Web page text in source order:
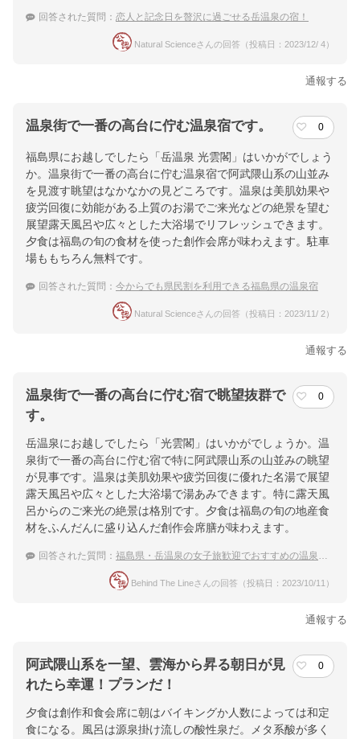
回答された質問： 恋人と記念日を贅沢に過ごせる岳温泉の宿！
Natural Scienceさんの回答（投稿日：2023/12/ 4）
通報する
温泉街で一番の高台に佇む温泉宿です。 0
福島県にお越しでしたら「岳温泉 光雲閣」はいかがでしょう
か。温泉街で一番の高台に佇む温泉宿で阿武隈山系の山並み
を見渡す眺望はなかなかの見どころです。温泉は美肌効果や
疲労回復に効能がある上質のお湯でご来光などの絶景を望む
展望露天風呂や広々とした大浴場でリフレッシュできます。
夕食は福島の旬の食材を使った創作会席が味わえます。駐車
場ももちろん無料です。
回答された質問： 今からでも県民割を利用できる福島県の温泉宿
Natural Scienceさんの回答（投稿日：2023/11/ 2）
通報する
温泉街で一番の高台に佇む宿で眺望抜群で
す。
0
岳温泉にお越しでしたら「光雲閣」はいかがでしょうか。温
泉街で一番の高台に佇む宿で特に阿武隈山系の山並みの眺望
が見事です。温泉は美肌効果や疲労回復に優れた名湯で展望
露天風呂や広々とした大浴場で湯あみできます。特に露天風
呂からのご来光の絶景は格別です。夕食は福島の旬の地産食
材をふんだんに盛り込んだ創作会席膳が味わえます。
回答された質問： 福島県・岳温泉の女子旅歓迎でおすすめの温泉宿を教えてください
Behind The Lineさんの回答（投稿日：2023/10/11）
通報する
阿武隈山系を一望、雲海から昇る朝日が見
れたら幸運！プランだ！
0
夕食は創作和食会席に朝はバイキングか人数によっては和定
食になる。風呂は源泉掛け流しの酸性泉だ。メタ系酸が多く